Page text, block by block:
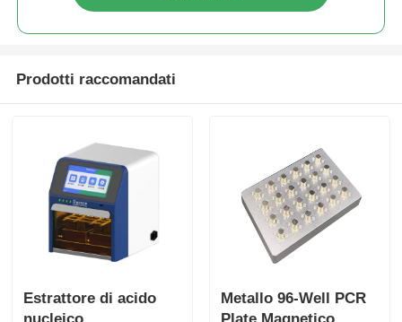
Prodotti raccomandati
Estrattore di acido
Metallo 96-Well PCR